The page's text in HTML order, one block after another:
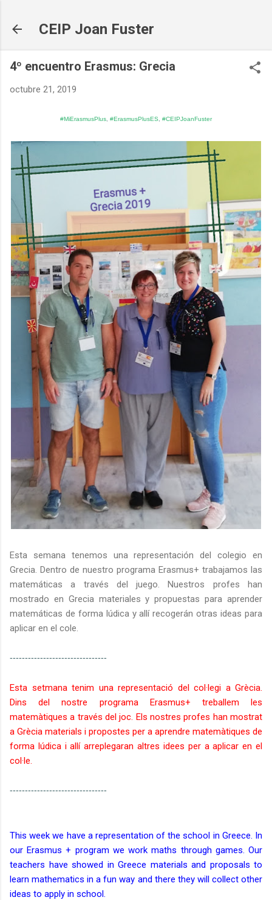
CEIP Joan Fuster
4º encuentro Erasmus: Grecia
octubre 21, 2019
#MiErasmusPlus #ErasmusPlusES #CEIPJoanFuster
Esta semana tenemos una representación del colegio en
Grecia. Dentro de nuestro programa Erasmus+ trabajamos las
matemáticas a través del juego. Nuestros profes han
mostrado en Grecia materiales y propuestas para aprender
matemáticas de forma lúdica y allí recogerán otras ideas para
aplicar en el cole.
--------------------------------
Esta setmana tenim una representació del col·legi a Grècia.
Dins del nostre programa Erasmus+ treballem les
matemàtiques a través del joc. Els nostres profes han mostrat
a Grècia materials i propostes per a aprendre matemàtiques de
forma lúdica i allí arreplegaran altres idees per a aplicar en el
col·le.
--------------------------------
This week we have a representation of the school in Greece. In
our Erasmus + program we work maths through games. Our
teachers have showed in Greece materials and proposals to
learn mathematics in a fun way and there they will collect other
ideas to apply in school.